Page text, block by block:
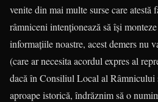
venite din mai multe surse care atestă
râmniceni intenționează să își
informațiile noastre, acest demers nu
(care ar necesita acordul expres al
dacă în Consiliul Local al Râmnicului
aproape istorică, îndrăznim să o